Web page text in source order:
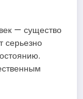
— существо
серьезно